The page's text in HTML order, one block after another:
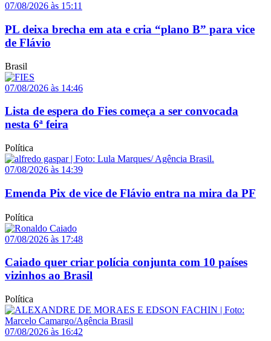
07/08/2026 às 15:11
PL deixa brecha em ata e cria “plano B” para vice
de Flávio
Brasil
07/08/2026 às 14:46
Lista de espera do Fies começa a ser convocada
nesta 6ª feira
Política
07/08/2026 às 14:39
Emenda Pix de vice de Flávio entra na mira da PF
Política
07/08/2026 às 17:48
Caiado quer criar polícia conjunta com 10 países
vizinhos ao Brasil
Política
07/08/2026 às 16:42